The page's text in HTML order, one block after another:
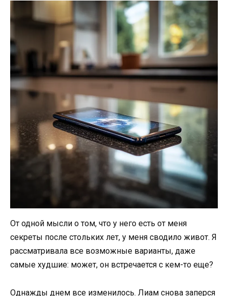
От одной мысли о том, что у него есть от меня
секреты после стольких лет, у меня сводило живот. Я
рассматривала все возможные варианты, даже
самые худшие: может, он встречается с кем-то еще?
Однажды днем все изменилось. Лиам снова заперся